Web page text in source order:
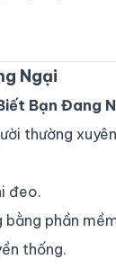
Ngại
Bạn Đang
thường
đeo.
phần
thống.